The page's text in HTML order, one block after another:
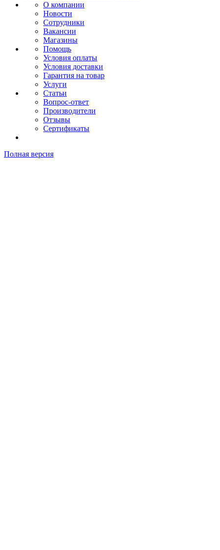
О компании
Новости
Сотрудники
Вакансии
Магазины
Помощь
Условия оплаты
Условия доставки
Гарантия на товар
Услуги
Статьи
Вопрос-ответ
Производители
Отзывы
Сертификаты
Полная версия